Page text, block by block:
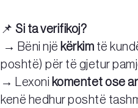
📌Si ta verifikoj?
→ Bëni një kërkim të
poshtë) për të gjetur
→ Lexoni komentet ose
kenë hedhur poshtë